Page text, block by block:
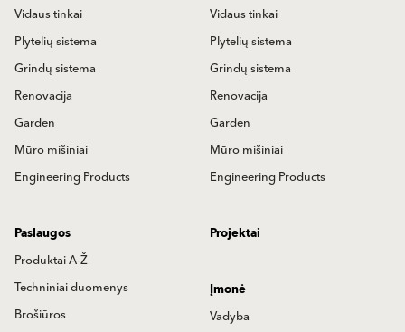
Vidaus tinkai
Plytelių sistema
Grindų sistema
Renovacija
Garden
Mūro mišiniai
Engineering Products
Vidaus tinkai
Plytelių sistema
Grindų sistema
Renovacija
Garden
Mūro mišiniai
Engineering Products
Paslaugos
Produktai A-Ž
Techniniai duomenys
Brošiūros
Projektai
Įmonė
Vadyba